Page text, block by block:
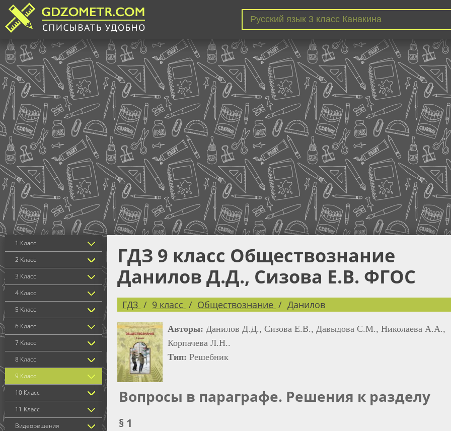
1 Класс
2 Класс
3 Класс
4 Класс
5 Класс
6 Класс
7 Класс
8 Класс
9 Класс
10 Класс
11 Класс
Видеорешения
ГДЗ 9 класс Обществознание
Данилов Д.Д., Сизова Е.В. ФГОС
ГДЗ 9 класс Обществознание Данилов
Авторы:Данилов Д.Д., Сизова Е.В., Давыдова С.М., Николаева А.А.,
Корпачева Л.Н..
Тип: Решебник
Вопросы в параграфе. Решения к разделу
§ 1